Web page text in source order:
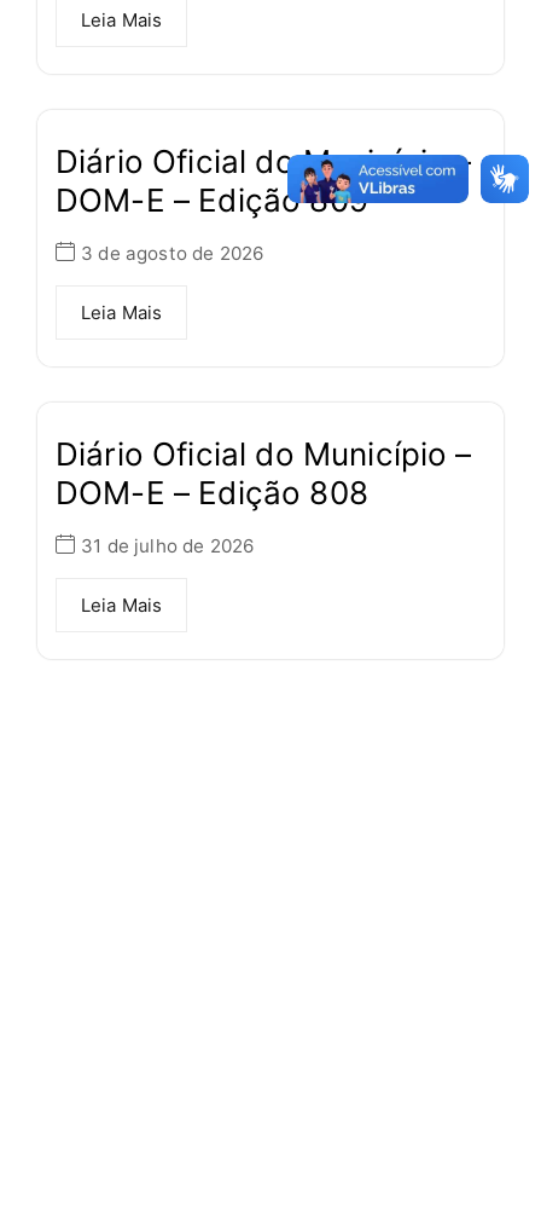
Leia Mais
Diário Oficial do Município –
DOM-E – Edição 809
3 de agosto de 2026
Leia Mais
Diário Oficial do Município –
DOM-E – Edição 808
31 de julho de 2026
Leia Mais